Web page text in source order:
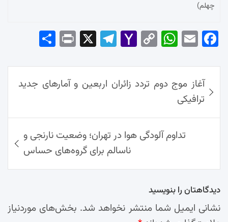
چهلم)
Fac
ok
Em
Wh
Ap
p
Co
Lin
k
Yah
Mai
l
Tel
am
Pri
راهبری
نوشته‌ها
آغاز موج دوم تردد زائران اربعین و آمارهای جدید
ترافیکی
تداوم آلودگی هوا در تهران؛ وضعیت نارنجی و
ناسالم برای گروه‌های حساس
دیدگاهتان را بنویسید
نشانی ایمیل شما منتشر نخواهد شد. بخش‌های موردنیاز